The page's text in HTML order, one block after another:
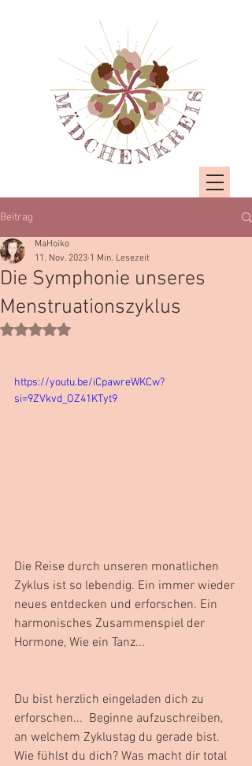
Beitrag
Die Symphonie unseres
Menstruationszyklus
MaHoiko
11. Nov. 2023 1 Min. Lesezeit
Mit NaN von 5 Sternen bewertet.
https://youtu.be/iCpawreWKCw?
si=9ZVkvd_OZ41KTyt9
Die Reise durch unseren monatlichen
Zyklus ist so lebendig. Ein immer wieder
neues entdecken und erforschen. Ein
harmonisches Zusammenspiel der
Hormone, Wie ein Tanz...
Du bist herzlich eingeladen dich zu
erforschen...  Beginne aufzuschreiben,
an welchem Zyklustag du gerade bist.
Wie fühlst du dich? Was macht dir total